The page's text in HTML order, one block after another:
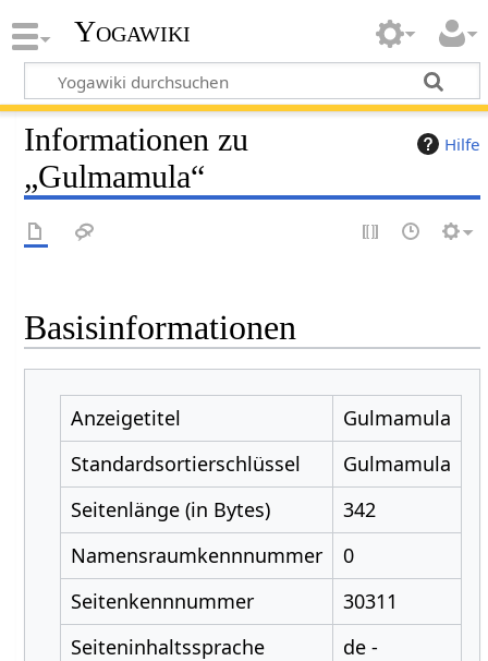
Yogawiki
Hilfe
Informationen zu
„Gulmamula“
Basisinformationen
Anzeigetitel
Gulmamula
Standardsortierschlüssel
Gulmamula
Seitenlänge (in Bytes)
342
Namensraumkennnummer
0
Seitenkennnummer
30311
Seiteninhaltssprache
de -